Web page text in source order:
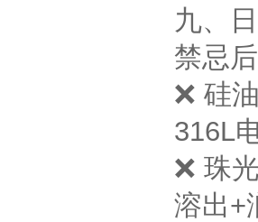
九、
禁忌
❌ 硅
316L
❌ 珠
溶出+